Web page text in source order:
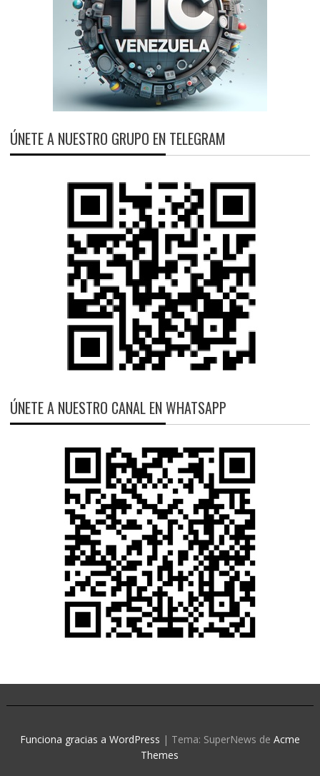
ÚNETE A NUESTRO GRUPO EN TELEGRAM
ÚNETE A NUESTRO CANAL EN WHATSAPP
Funciona gracias a WordPress | Tema: SuperNews de Acme
Themes